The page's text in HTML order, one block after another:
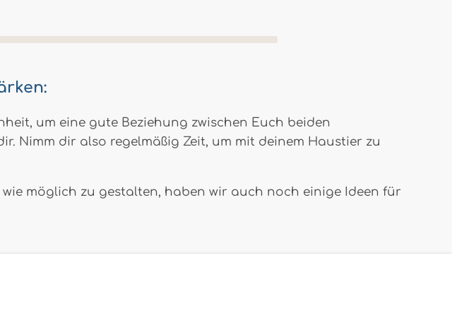
um eine gute Beziehung zwischen Euch beiden
Nimm dir also regelmäßig Zeit, um mit deinem Haustier zu
möglich zu gestalten, haben wir auch noch einige Ideen für